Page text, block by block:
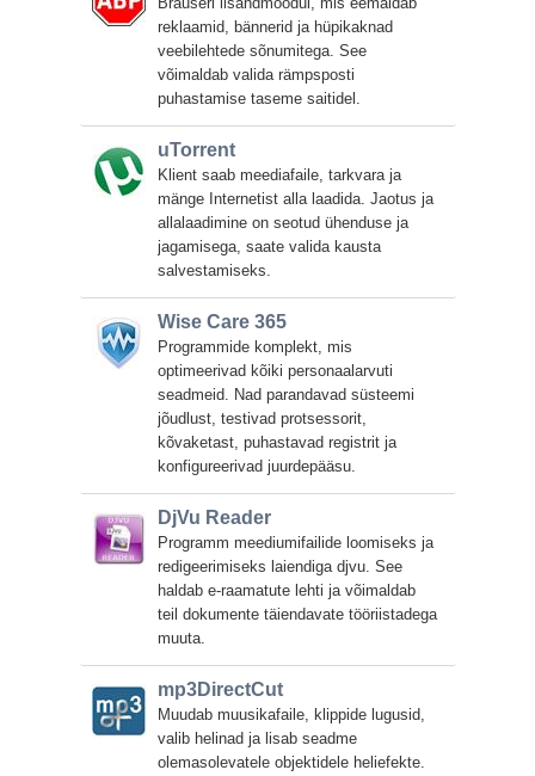
reklaamid, bännerid ja hüpikaknad
veebilehtede sõnumitega. See
võimaldab valida rämpsposti
puhastamise taseme saitidel.
uTorrent
Klient saab meediafaile, tarkvara ja
mänge Internetist alla laadida. Jaotus ja
allalaadimine on seotud ühenduse ja
jagamisega, saate valida kausta
salvestamiseks.
Wise Care 365
Programmide komplekt, mis
optimeerivad kõiki personaalarvuti
seadmeid. Nad parandavad süsteemi
jõudlust, testivad protsessorit,
kõvaketast, puhastavad registrit ja
konfigureerivad juurdepääsu.
DjVu Reader
Programm meediumifailide loomiseks ja
redigeerimiseks laiendiga djvu. See
haldab e-raamatute lehti ja võimaldab
teil dokumente täiendavate tööriistadega
muuta.
mp3DirectCut
Muudab muusikafaile, klippide lugusid,
valib helinad ja lisab seadme
olemasolevatele objektidele heliefekte.